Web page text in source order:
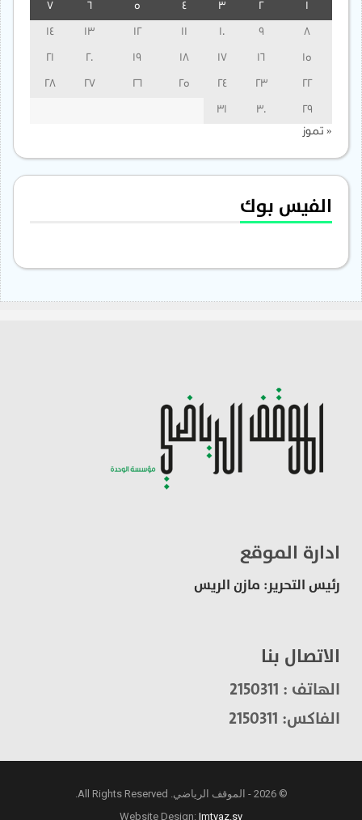
3
13
14
15
17
18
19
20
23
24
25
27
28
29
30
31
« تموز
الفيس بوك
ادارة الموقع
رئيس التحرير: مازن الريس
الاتصال بنا
الهاتف : 2150311
الفاكس: 2150311
© 2026 - الموقف الرياضي. All Rights Reserved.
Website Design:Imtyaz.sy